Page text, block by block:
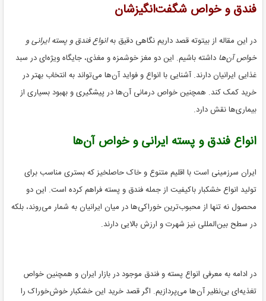
فندق و خواص شگفت‌انگیزشان
در این مقاله از بیتوته قصد داریم نگاهی دقیق بهانواع فندق و پسته ایرانی و
خواص آن‌ها داشته باشیم. این دو مغز خوشمزه و مغذی، جایگاه ویژه‌ای در سبد
غذایی ایرانیان دارند. آشنایی با انواع و فواید آن‌ها می‌تواند به انتخاب بهتر در
خرید کمک کند. همچنین خواص درمانی آن‌ها در پیشگیری و بهبود بسیاری از
بیماری‌ها نقش دارد.
انواع فندق و پسته ایرانی و خواص آن‌ها
ایران سرزمینی است با اقلیم متنوع و خاک حاصلخیز که بستری مناسب برای
تولید انواع خشکبار باکیفیت از جمله فندق و پسته فراهم کرده است. این دو
محصول نه تنها از محبوب‌ترین خوراکی‌ها در میان ایرانیان به شمار می‌روند، بلکه
در سطح بین‌المللی نیز شهرت و ارزش بالایی دارند.
در ادامه به معرفی انواع پسته و فندق موجود در بازار ایران و همچنین خواص
تغذیه‌ای بی‌نظیر آن‌ها می‌پردازیم. اگر قصد خرید این خشکبار خوش‌خوراک را